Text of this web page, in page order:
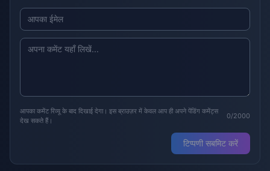
आपका कमेंट रिव्यू के बाद दिखाई देगा। इस ब्राउज़र में केवल आप ही अपने पेंडिंग कमेंट्स
देख सकते हैं।
0/2000
टिप्पणी सबमिट करें